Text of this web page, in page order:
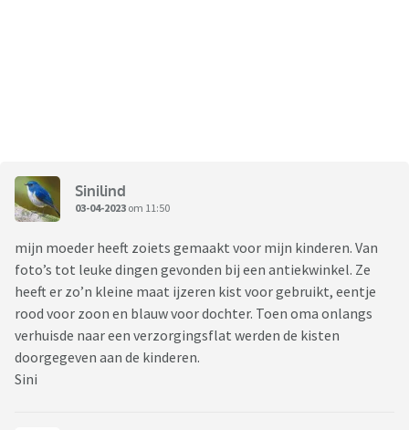
Sinilind
03-04-2023 om 11:50
mijn moeder heeft zoiets gemaakt voor mijn kinderen. Van
foto’s tot leuke dingen gevonden bij een antiekwinkel. Ze
heeft er zo’n kleine maat ijzeren kist voor gebruikt, eentje
rood voor zoon en blauw voor dochter. Toen oma onlangs
verhuisde naar een verzorgingsflat werden de kisten
doorgegeven aan de kinderen.
Sini